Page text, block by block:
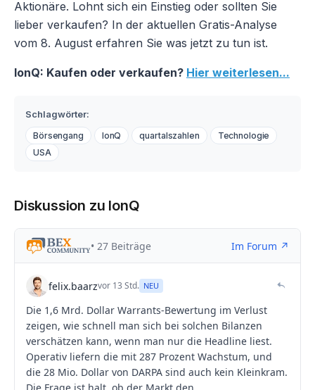
Aktionäre. Lohnt sich ein Einstieg oder sollten Sie
lieber verkaufen? In der aktuellen Gratis-Analyse
vom 8. August erfahren Sie was jetzt zu tun ist.
IonQ: Kaufen oder verkaufen? Hier weiterlesen...
Schlagwörter:
Börsengang IonQ quartalszahlen
Technologie
USA
Diskussion zu IonQ